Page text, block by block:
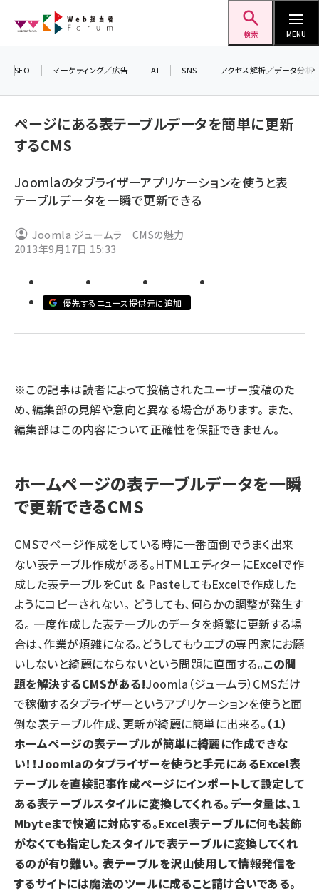
ン
検索 MENU
ai (2827)
note (2323)
z世代 (1632)
SEO マーケティング／広告 AI SNS アクセス解析／データ分析
ページにある表テーブルデータを簡単に更新
するCMS
Joomlaのタブライザーアプリケーションを使うと表
テーブルデータを一瞬で更新できる
Joomla ジュームラ CMSの魅力
2013年9月17日 15:33
優先するニュース提供元に追加
※この記事は読者によって投稿されたユーザー投稿のた
め、編集部の見解や意向と異なる場合があります。 また、
編集部はこの内容について正確性を保証できません。
ホームページの表テーブルデータを一瞬
で更新できるCMS
CMSでページ作成をしている時に一番面倒でうまく出来
ない表テーブル作成がある。HTMLエディターにExcelで作
成した表テーブルをCut & PasteしてもExcelで作成した
ようにコピーされない。 どうしても、何らかの調整が発生す
る。 一度作成した表テーブルのデータを頻繁に更新する場
合は、作業が煩雑になる。どうしてもウエブの専門家にお願
いしないと綺麗にならないという問題に直面する。この問
題を解決するCMSがある!Joomla（ジュームラ）CMSだけ
で稼働するタブライザー というアプリケーションを使うと面
倒な表テーブル作成、更新が綺麗に簡単に出来る。 （１）
ホームページの表テーブルが簡単に綺麗に作成できな
い！！Joomlaのタブライザーを使うと手元にあるExcel表
テーブルを直接記事作成ページにインポートして設定して
ある表テーブルスタイルに変換してくれる。データ量は、１
Mbyteまで快適に対応する。Excel表テーブルに何も装飾
がなくても指定したスタイルで表テーブルに変換してくれ
るのが有り難い。 表テーブルを沢山使用して情報発信を
するサイトには魔法のツールに成ること請け合いである。
＼